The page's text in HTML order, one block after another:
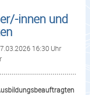
innen und
16:30 Uhr